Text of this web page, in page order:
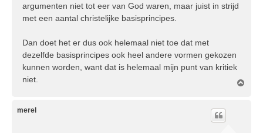
argumenten niet tot eer van God waren, maar juist in strijd
met een aantal christelijke basisprincipes.
Dan doet het er dus ook helemaal niet toe dat met
dezelfde basisprincipes ook heel andere vormen gekozen
kunnen worden, want dat is helemaal mijn punt van kritiek
niet.
merel